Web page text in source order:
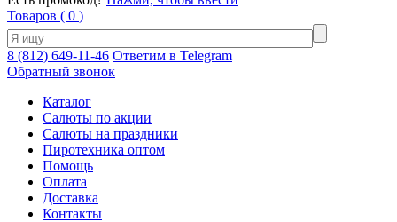
Товаров ( 0 )
8 (812) 649-11-46 Ответим в Telegram
Обратный звонок
Каталог
Салюты по акции
Салюты на праздники
Пиротехника оптом
Помощь
Оплата
Доставка
Контакты